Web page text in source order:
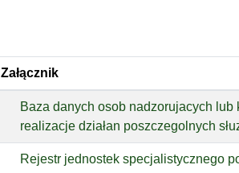
Załącznik
Baza danych osob nadzorujacych
realizacje działan poszczegolnych
Rejestr jednostek specjalistycznego